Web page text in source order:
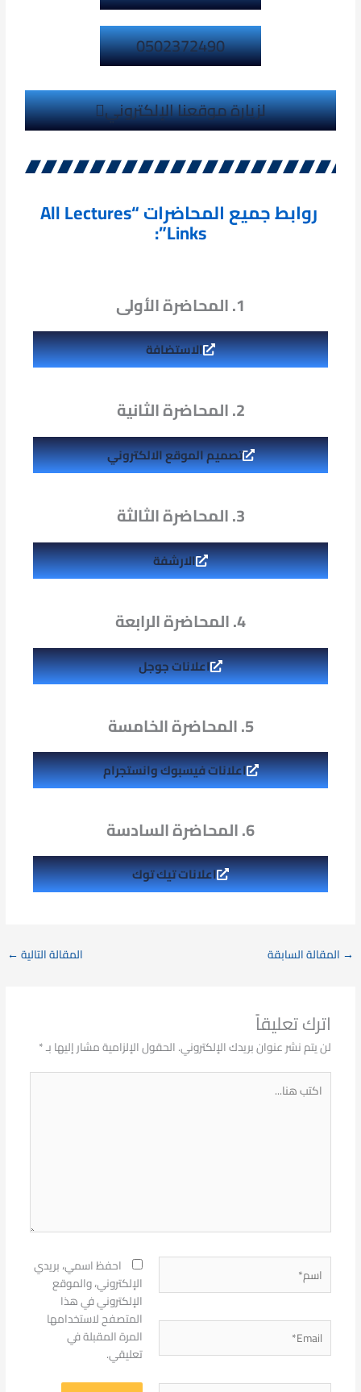
0502372490
لزيارة موقعنا الإلكتروني
روابط جميع المحاضرات “All Lectures
Links”:
1. المحاضرة الأولى
الاستضافة
2. المحاضرة الثانية
تصميم الموقع الالكتروني
3. المحاضرة الثالثة
الارشفة
4. المحاضرة الرابعة
اعلانات جوجل
5. المحاضرة الخامسة
اعلانات فيسبوك وانستجرام
6. المحاضرة السادسة
اعلانات تيك توك
→ المقالة السابقة المقالة التالية←
اترك تعليقاً
لن يتم نشر عنوان بريدك الإلكتروني.الحقول الإلزامية مشار إليها بـ*
هنا...
Email*
احفظ اسمي، بريدي
الإلكتروني، والموقع
الإلكتروني في هذا
المتصفح لاستخدامها
المرة المقبلة في
تعليقي.